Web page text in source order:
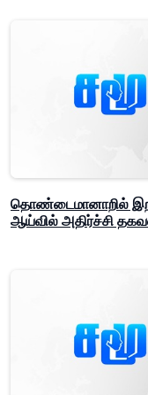
தொண்டைமானாறில்
ஆய்வில் அதிர்ச்சி